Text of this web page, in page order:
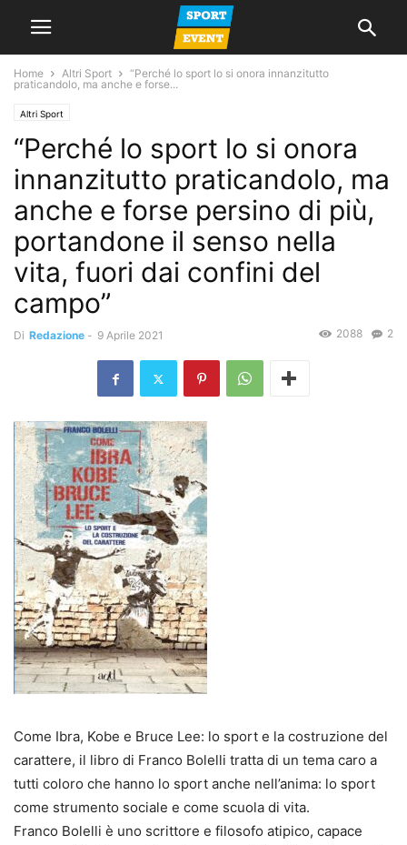
Home Altri Sport
“Perché lo sport lo si onora innanzitutto
praticandolo, ma anche e forse...
Altri Sport
“Perché lo sport lo si onora
innanzitutto praticandolo, ma
anche e forse persino di più,
portandone il senso nella
vita, fuori dai confini del
campo”
Di Redazione - 9 Aprile 2021 2
2088
Come Ibra, Kobe e Bruce Lee: lo sport e la costruzione del
carattere, il libro di Franco Bolelli tratta di un tema caro a
tutti coloro che hanno lo sport anche nell’anima: lo sport
come strumento sociale e come scuola di vita.
Franco Bolelli è uno scrittore e filosofo atipico, capace